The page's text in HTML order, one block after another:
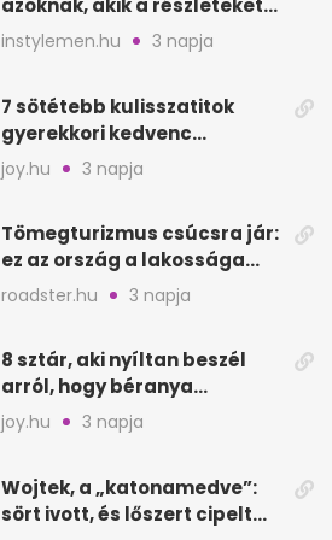
azoknak, akik a részleteket
keresik
instylemen.hu 3 napja
7 sötétebb kulisszatitok
gyerekkori kedvenc
filmjeinkről a Joy szerint
joy.hu 3 napja
Tömegturizmus csúcsra jár:
ez az ország a lakossága
kétszeresét fogadja
roadster.hu 3 napja
8 sztár, aki nyíltan beszél
arról, hogy béranya
segítette a családalapítást
joy.hu 3 napja
Wojtek, a „katonamedve”:
sört ivott, és lőszert cipelt